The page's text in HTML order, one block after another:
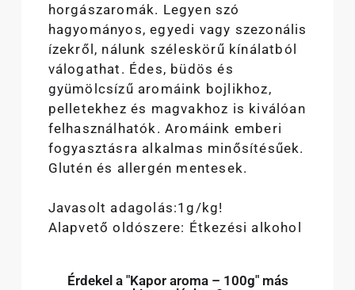
horgászaromák. Legyen szó
hagyományos, egyedi vagy szezonális
ízekről, nálunk széleskörű kínálatból
válogathat. Édes, büdös és
gyümölcsízű aromáink bojlikhoz,
pelletekhez és magvakhoz is kiválóan
felhasználhatók. Aromáink emberi
fogyasztásra alkalmas minősítésűek.
Glutén és allergén mentesek.
Javasolt adagolás:1g/kg!
Alapvető oldószere: Étkezési alkohol
Érdekel a "Kapor aroma – 100g" más